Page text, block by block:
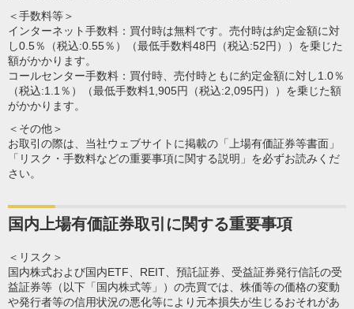
＜手数料等＞
インターネット手数料：買付時は無料です。売付時は約定金額に対
し0.5％（税込:0.55％）（最低手数料48円（税込:52円））を乗じた
額がかかります。
コールセンター手数料：買付時、売付時ともに約定金額に対し1.0％
（税込:1.1％）（最低手数料1,905円（税込:2,095円））を乗じた額
がかかります。
＜その他＞
お取引の際は、当社ウェブサイトに掲載の「上場有価証券等書面」
「リスク・手数料などの重要事項に関する説明」を必ずお読みくだ
さい。
国内上場有価証券取引に関する重要事項
＜リスク＞
国内株式および国内ETF、REIT、預託証券、受益証券発行信託の受
益証券等（以下「国内株式等」）の売買では、株価等の価格の変動
や発行者等の信用状況の悪化等により元本損失が生じるおそれがあ